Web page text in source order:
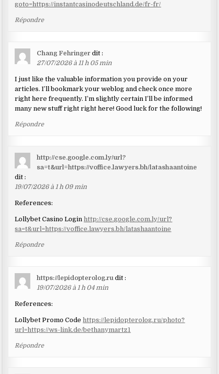
goto=https://instantcasinodeutschland.de/fr-fr/
Répondre
Chang Fehringer dit :
27/07/2026 à 11 h 05 min
I just like the valuable information you provide on your
articles. I’ll bookmark your weblog and check once more
right here frequently. I’m slightly certain I’ll be informed
many new stuff right right here! Good luck for the following!
Répondre
http://cse.google.com.ly/url?
sa=t&url=https://voffice.lawyers.bh/latashaantoine
dit :
19/07/2026 à 1 h 09 min
References:
Lollybet Casino Login http://cse.google.com.ly/url?
sa=t&url=https://voffice.lawyers.bh/latashaantoine
Répondre
https://lepidopterolog.ru dit :
19/07/2026 à 1 h 04 min
References:
Lollybet Promo Codehttps://lepidopterolog.ru/photo?
url=https://ws-link.de/bethanymartz1
Répondre